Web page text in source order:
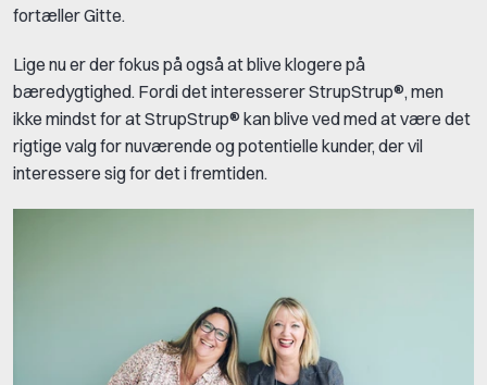
fortæller Gitte.
Lige nu er der fokus på også at blive klogere på
bæredygtighed. Fordi det interesserer StrupStrup®, men
ikke mindst for at StrupStrup® kan blive ved med at være det
rigtige valg for nuværende og potentielle kunder, der vil
interessere sig for det i fremtiden.